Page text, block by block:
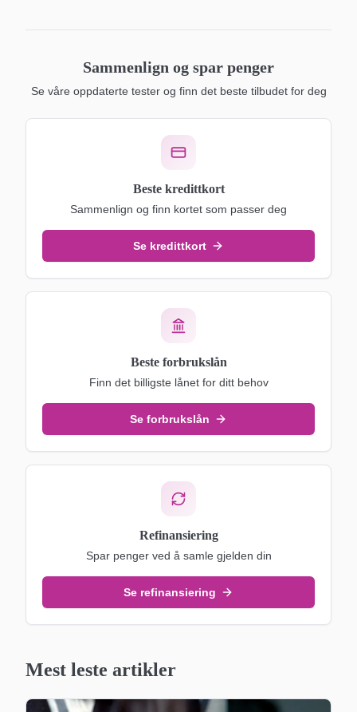
Sammenlign og spar penger
Se våre oppdaterte tester og finn det beste tilbudet for deg
Beste kredittkort
Sammenlign og finn kortet som passer deg
Se kredittkort
Beste forbrukslån
Finn det billigste lånet for ditt behov
Se forbrukslån
Refinansiering
Spar penger ved å samle gjelden din
Se refinansiering
Mest leste artikler